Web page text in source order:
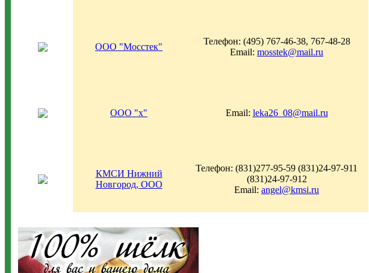
ООО "Мосстек"
Телефон: (495) 767-46-38, 767-48-28
Email: mosstek@mail.ru
ООО "x" Email: leka26_08@mail.ru
КМСИ Нижний
Новгород, ООО
Телефон: (831)277-95-59 (831)24-97-911
(831)24-97-912
Email: angel@kmsi.ru